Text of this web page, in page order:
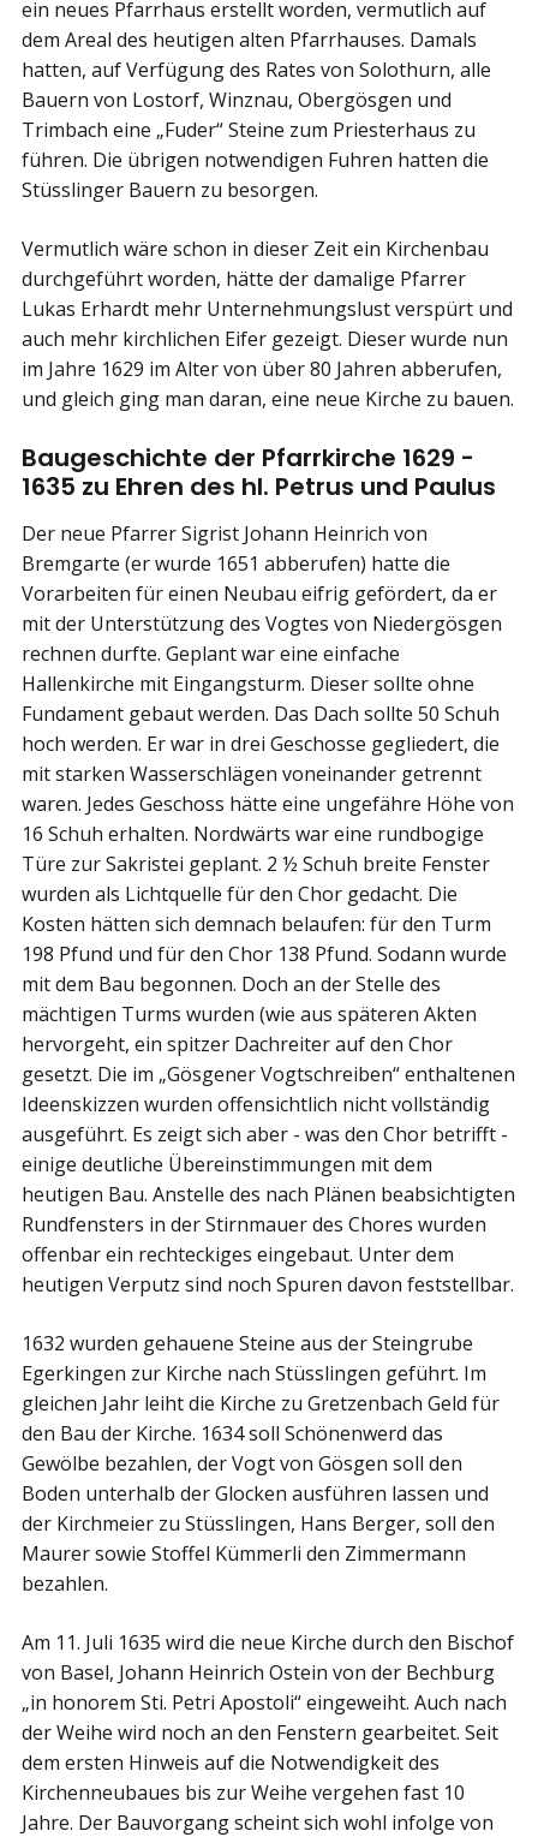
ein neues Pfarrhaus erstellt worden, vermutlich auf
dem Areal des heutigen alten Pfarrhauses. Damals
hatten, auf Verfügung des Rates von Solothurn, alle
Bauern von Lostorf, Winznau, Obergösgen und
Trimbach eine „Fuder“ Steine zum Priesterhaus zu
führen. Die übrigen notwendigen Fuhren hatten die
Stüsslinger Bauern zu besorgen.
Vermutlich wäre schon in dieser Zeit ein Kirchenbau
durchgeführt worden, hätte der damalige Pfarrer
Lukas Erhardt mehr Unternehmungslust verspürt und
auch mehr kirchlichen Eifer gezeigt. Dieser wurde nun
im Jahre 1629 im Alter von über 80 Jahren abberufen,
und gleich ging man daran, eine neue Kirche zu bauen.
Baugeschichte der Pfarrkirche 1629 -
1635 zu Ehren des hl. Petrus und Paulus
Der neue Pfarrer Sigrist Johann Heinrich von
Bremgarte (er wurde 1651 abberufen) hatte die
Vorarbeiten für einen Neubau eifrig gefördert, da er
mit der Unterstützung des Vogtes von Niedergösgen
rechnen durfte. Geplant war eine einfache
Hallenkirche mit Eingangsturm. Dieser sollte ohne
Fundament gebaut werden. Das Dach sollte 50 Schuh
hoch werden. Er war in drei Geschosse gegliedert, die
mit starken Wasserschlägen voneinander getrennt
waren. Jedes Geschoss hätte eine ungefähre Höhe von
16 Schuh erhalten. Nordwärts war eine rundbogige
Türe zur Sakristei geplant. 2 ½ Schuh breite Fenster
wurden als Lichtquelle für den Chor gedacht. Die
Kosten hätten sich demnach belaufen: für den Turm
198 Pfund und für den Chor 138 Pfund. Sodann wurde
mit dem Bau begonnen. Doch an der Stelle des
mächtigen Turms wurden (wie aus späteren Akten
hervorgeht, ein spitzer Dachreiter auf den Chor
gesetzt. Die im „Gösgener Vogtschreiben“ enthaltenen
Ideenskizzen wurden offensichtlich nicht vollständig
ausgeführt. Es zeigt sich aber - was den Chor betrifft -
einige deutliche Übereinstimmungen mit dem
heutigen Bau. Anstelle des nach Plänen beabsichtigten
Rundfensters in der Stirnmauer des Chores wurden
offenbar ein rechteckiges eingebaut. Unter dem
heutigen Verputz sind noch Spuren davon feststellbar.
1632 wurden gehauene Steine aus der Steingrube
Egerkingen zur Kirche nach Stüsslingen geführt. Im
gleichen Jahr leiht die Kirche zu Gretzenbach Geld für
den Bau der Kirche. 1634 soll Schönenwerd das
Gewölbe bezahlen, der Vogt von Gösgen soll den
Boden unterhalb der Glocken ausführen lassen und
der Kirchmeier zu Stüsslingen, Hans Berger, soll den
Maurer sowie Stoffel Kümmerli den Zimmermann
bezahlen.
Am 11. Juli 1635 wird die neue Kirche durch den Bischof
von Basel, Johann Heinrich Ostein von der Bechburg
„in honorem Sti. Petri Apostoli“ eingeweiht. Auch nach
der Weihe wird noch an den Fenstern gearbeitet. Seit
dem ersten Hinweis auf die Notwendigkeit des
Kirchenneubaues bis zur Weihe vergehen fast 10
Jahre. Der Bauvorgang scheint sich wohl infolge von